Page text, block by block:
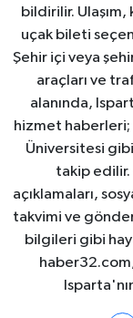
bildirilir.
uçak bileti
Şehir içi veya
araçları ve
alanında,
hizmet haberleri;
Üniversitesi
takip edilir.
açıklamaları,
takvimi ve
bilgileri gibi